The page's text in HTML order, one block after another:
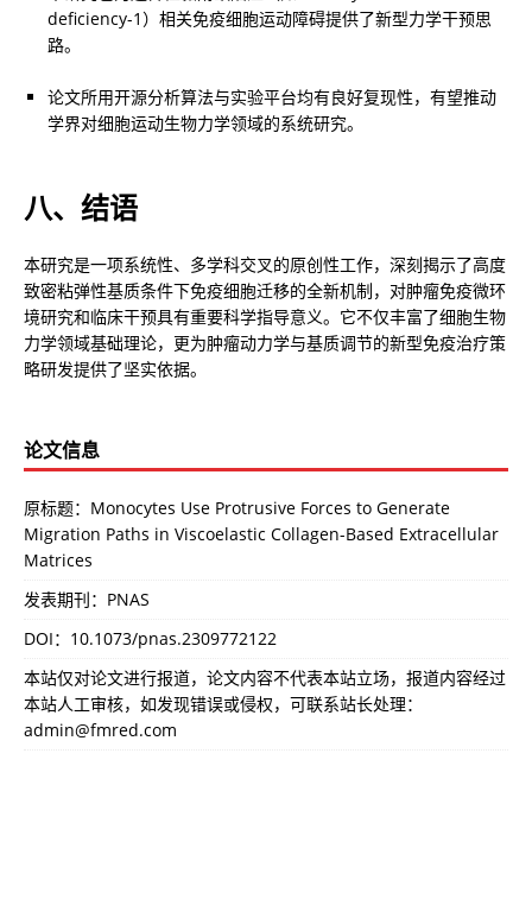
deficiency-1）相关免疫细胞运动障碍提供了新型力学干预思
路。
论文所用开源分析算法与实验平台均有良好复现性，有望推动
学界对细胞运动生物力学领域的系统研究。
八、结语
本研究是一项系统性、多学科交叉的原创性工作，深刻揭示了高度
致密粘弹性基质条件下免疫细胞迁移的全新机制，对肿瘤免疫微环
境研究和临床干预具有重要科学指导意义。它不仅丰富了细胞生物
力学领域基础理论，更为肿瘤动力学与基质调节的新型免疫治疗策
略研发提供了坚实依据。
论文信息
原标题：Monocytes Use Protrusive Forces to Generate
Migration Paths in Viscoelastic Collagen-Based Extracellular
Matrices
发表期刊：PNAS
DOI： 10.1073/pnas.2309772122
本站仅对论文进行报道，论文内容不代表本站立场，报道内容经过
本站人工审核，如发现错误或侵权，可联系站长处理：
admin@fmred.com